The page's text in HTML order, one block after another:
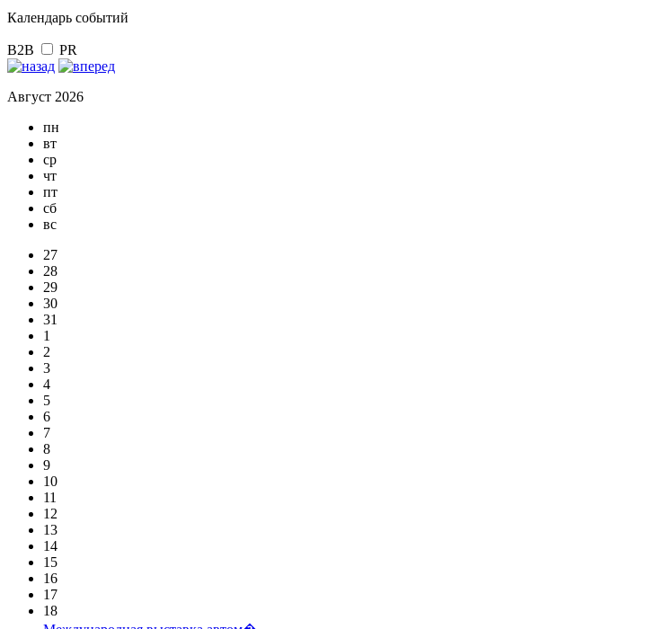
Календарь событий
B2B PR
Август 2026
пн
вт
ср
чт
пт
сб
вс
27
28
29
30
31
1
2
3
4
5
6
7
8
9
10
11
12
13
14
15
16
17
18